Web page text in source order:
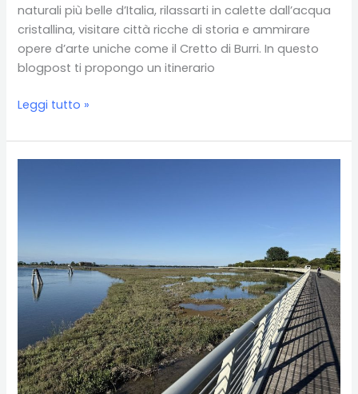
naturali più belle d’Italia, rilassarti in calette dall’acqua
cristallina, visitare città ricche di storia e ammirare
opere d’arte uniche come il Cretto di Burri. In questo
blogpost ti propongo un itinerario
Cosa
in
Sicilia
itinerario
e
consigli
pratici
Leggi tutto »